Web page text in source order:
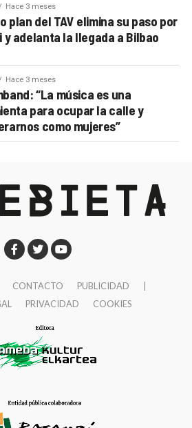
Hace 3 meses
plan del TAV elimina su paso por
y adelanta la llegada a Bilbao
Hace 3 meses
“La música es una
para ocupar la calle y
como mujeres”
CONTACTO PUBLICIDAD
PRIVACIDAD COOKIES